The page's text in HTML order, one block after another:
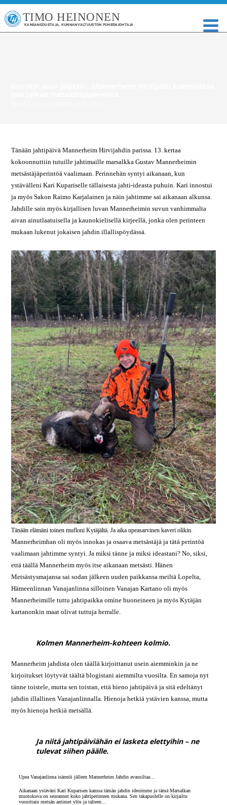
TIMO HEINONEN
KANSANEDUSTAJA, KUNNANVALTUUSTON PUHEENJOHTAJA
Tänään jahtipäivä Mannerheim Hirvijahdin parissa. 13. kertaa
kokoonnuttiin tutuille jahtimaille marsalkka Gustav Mannerheimin
metsästäjäperintöä vaalimaan. Perinnehän syntyi aikanaan, kun
ystävälleni Kari Kupariselle tällaisesta jahti-ideasta puhuin. Kari innostui
ja myös Sakon Raimo Karjalainen ja näin jahtimme sai aikanaan alkunsa.
Jahdille sain myös kirjallisen luvan Mannerheimin suvun vanhimmalta
aivan ainutlaatuisella ja kaunokielisellä kirjeellä, jonka olen perinteen
mukaan lukenut jokaisen jahdin illallispöydässä.
Tänään elämäni toinen mufloni Kytäjältä. Ja aika upeasarvinen kaveri olikin.
Mannerheimhan oli myös innokas ja osaava metsästäjä ja tätä perintöä
vaalimaan jahtimme syntyi. Ja miksi tänne ja miksi ideastani? No, siksi,
että täällä Mannerheim myös itse aikanaan metsästi. Hänen
Metsästysmajansa sai sodan jälkeen uuden paikkansa meiltä Lopelta,
Hämeenlinnan Vanajanlinna silloinen Vanajan Kartano oli myös
Mannerheimille tuttu jahtipaikka omine huoneineen ja myös Kytäjän
kartanonkin maat olivat tuttuja herralle.
Kolmen Mannerheim-kohteen kolmio.
Mannerheim jahdista olen täällä kirjoittanut usein aiemminkin ja ne
kirjoitukset löytyvät täältä blogistani aiemmilta vuosilta. En samoja nyt
tänne toistele, mutta sen toistan, että hieno jahtipäivä ja sitä edeltänyt
jahdin illallinen Vanajanlinnalla. Hienoja hetkiä ystävien kanssa, mutta
myös hienoja hetkiä metsällä.
Ja niitä jahtipäiviähän ei lasketa elettyihin – ne
tulevat siihen päälle.
Upea Vanajanlinna isännöi jälleen Mannerheim Jahdin avausiltaa…
Aikanaan ystäväni Kari Kuparisen kanssa tämän jahdin ideoimme ja tämä Marsalkan
muotokuva on seurannut koko jahtiperinteen mukana. Sen takapuolelle on kirjailtu
vuosittain metsän antimet ylös ja talteen…